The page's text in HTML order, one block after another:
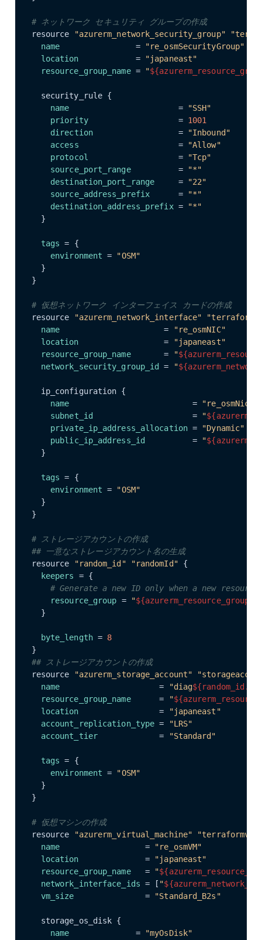
# ネットワーク セキュリティ グループの作成
resource
"azurerm_network_security_group"
name
                =
"re_osmSecurityGroup"
location
            =
"japaneast"
resource_group_name = "
  security_rule {
name
                       =
"SSH"
priority
                   =
1001
direction
                  =
"Inbound"
access
                     =
"Allow"
protocol
                   =
"Tcp"
source_port_range
          =
"*"
destination_port_range
     =
"22"
source_address_prefix
      =
"*"
destination_address_prefix =
"*"
  }
tags = {
environment = "OSM"
  }
}
# 仮想ネットワーク インターフェイス カードの作成
resource
"azurerm_network_interface"
name
                      =
"re_osmNIC"
location
                  =
"japaneast"
resource_group_name
       =
"
network_security_group_id
= "
  ip_configuration {
name
                          =
subnet_id
                     =
"
private_ip_address_allocation =
"Dynamic"
public_ip_address_id
          =
"
  }
tags = {
environment = "OSM"
  }
}
# ストレージアカウントの作成
## 一意なストレージアカウント名の生成
resource
"random_id" "randomId" {
keepers = {
# Generate a new ID only when a new
resource_group = "
  }
byte_length = 8
## ストレージアカウントの作成
resource
"azurerm_storage_account"
name
                     =
"diag
resource_group_name
      =
"
location
                 =
"japaneast"
account_replication_type =
"LRS"
account_tier
             =
"Standard"
tags = {
environment = "OSM"
  }
}
# 仮想マシンの作成
resource
"azurerm_virtual_machine" "terraformvm"
name
                  =
"re_osmVM"
location
              =
"japaneast"
resource_group_name
   =
"
network_interface_ids = [ "
vm_size
               =
"Standard_B2s"
  storage_os_disk {
name
              =
"myOsDisk"